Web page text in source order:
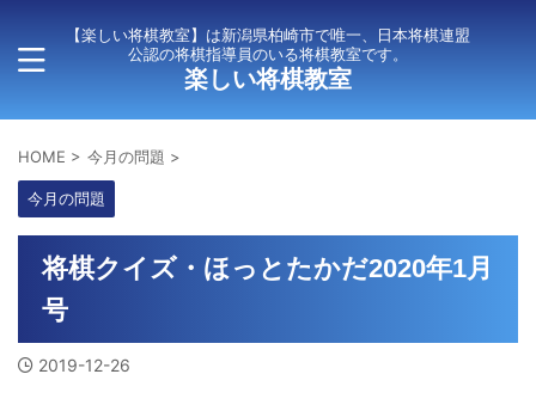
【楽しい将棋教室】は新潟県柏崎市で唯一、日本将棋連盟
公認の将棋指導員のいる将棋教室です。
楽しい将棋教室
HOME > 今月の問題 >
今月の問題
将棋クイズ・ほっとたかだ2020年1月
号
2019-12-26